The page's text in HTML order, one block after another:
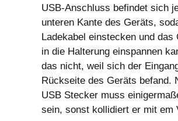
USB-Anschluss befindet sich
unteren Kante des Geräts,
Ladekabel einstecken und das
in die Halterung einspannen
das nicht, weil sich der
Rückseite des Geräts befand.
USB Stecker muss
sein, sonst kollidiert er mit em